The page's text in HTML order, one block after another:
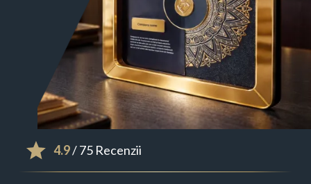
4.9/ 75 Recenzii